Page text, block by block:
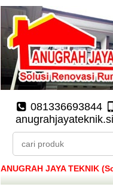
081336693844
ANUGRAH JAYA TEKNIK